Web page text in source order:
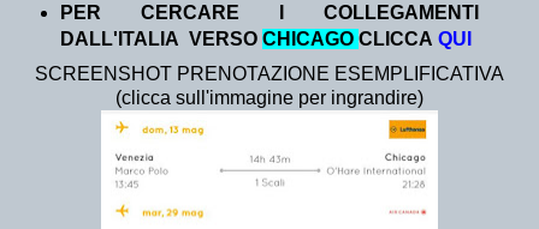
PER CERCARE I COLLEGAMENTI
DALL'ITALIA VERSO CHICAGO CLICCA QUI
SCREENSHOT PRENOTAZIONE ESEMPLIFICATIVA
(clicca sull'immagine per ingrandire)